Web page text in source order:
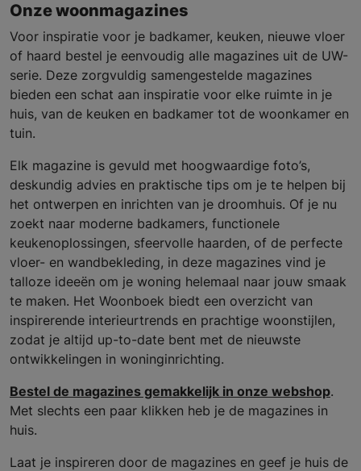
Onze woonmagazines
Voor inspiratie voor je badkamer, keuken, nieuwe vloer
of haard bestel je eenvoudig alle magazines uit de UW-
serie. Deze zorgvuldig samengestelde magazines
bieden een schat aan inspiratie voor elke ruimte in je
huis, van de keuken en badkamer tot de woonkamer en
tuin.
Elk magazine is gevuld met hoogwaardige foto’s,
deskundig advies en praktische tips om je te helpen bij
het ontwerpen en inrichten van je droomhuis. Of je nu
zoekt naar moderne badkamers, functionele
keukenoplossingen, sfeervolle haarden, of de perfecte
vloer- en wandbekleding, in deze magazines vind je
talloze ideeën om je woning helemaal naar jouw smaak
te maken. Het Woonboek biedt een overzicht van
inspirerende interieurtrends en prachtige woonstijlen,
zodat je altijd up-to-date bent met de nieuwste
ontwikkelingen in woninginrichting.
Bestel de magazines gemakkelijk in onze webshop.
Met slechts een paar klikken heb je de magazines in
huis.
Laat je inspireren door de magazines en geef je huis de